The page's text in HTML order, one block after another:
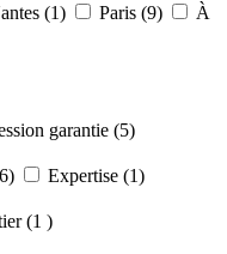
(1) Paris (9)
À
garantie (5)
Expertise (1)
(1 )